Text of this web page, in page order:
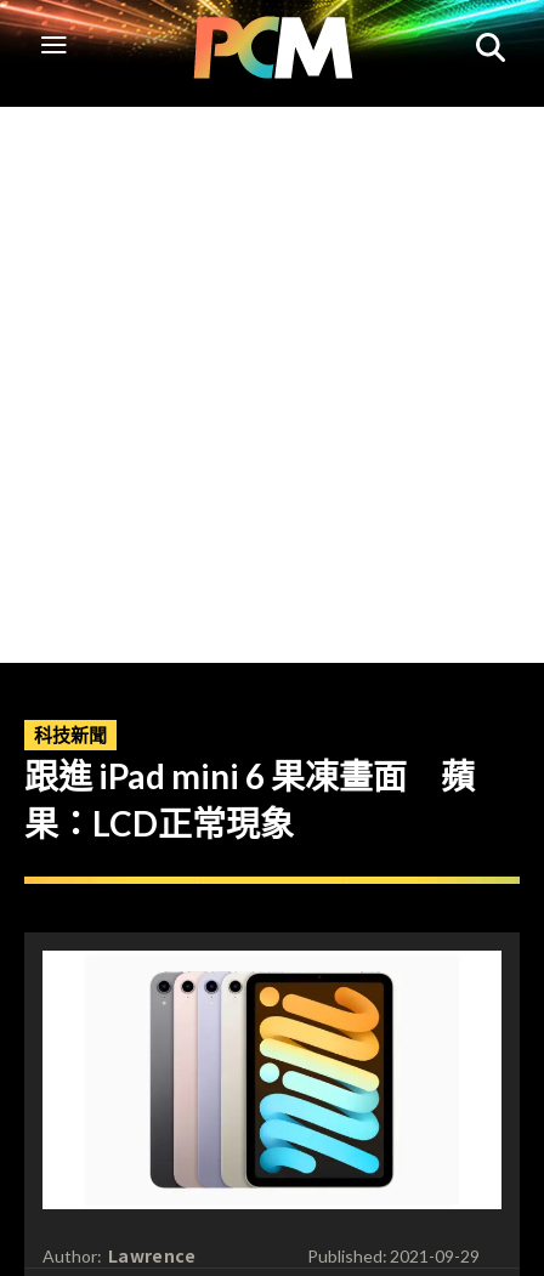
科技新聞
跟進 iPad mini 6 果凍畫面 蘋
果：LCD正常現象
Author: Lawrence Published: 2021-09-29